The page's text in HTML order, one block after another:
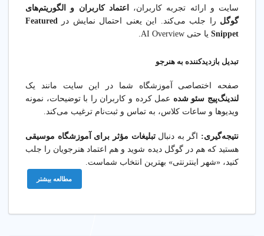
سایت و ارائه تجربه کاربران،
اعتماد کاربران و الگوریتم‌های
گوگل را جلب می‌کند. این یعنی احتمال نمایش در
Featured
Snippet یا حتی AI Overview.
تبدیل بازدیدکننده به هنرجو
صفحه اختصاصی آموزشگاه شما در این سایت مانند یک
لندینگ‌پیج سئو شده عمل کرده و کاربران را با توضیحات، نمونه
ویدیوها و ساعات کلاس، به تماس و ثبت‌نام ترغیب می‌کند.
نتیجه‌گیری: اگر به دنبالتبلیغات مؤثر برای آموزشگاه موسیقی
هستید که هم در گوگل دیده شوید و هم اعتماد هنرجویان را جلب
کنید، «شهر اینترنتی» بهترین انتخاب شماست.
مطالعه بیشتر